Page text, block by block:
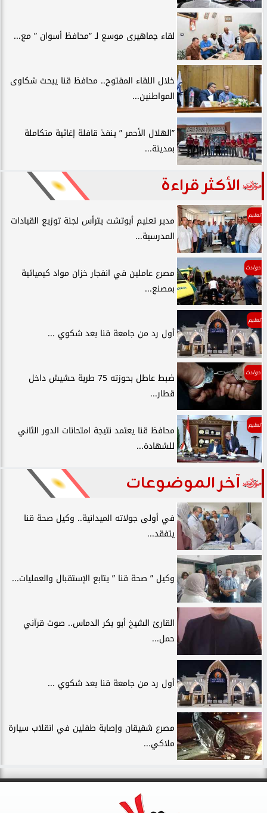
لقاء جماهيرى موسع لـ ”محافظ أسوان ” مع...
خلال اللقاء المفتوح.. محافظ قنا يبحث شكاوى
المواطنين...
”الهلال الأحمر ” ينفذ قافلة إغاثية متكاملة
بمدينة...
الأكثر قراءة
تعليم
مدير تعليم أبوتشت يترأس لجنة توزيع القيادات
المدرسية...
حوادث
مصرع عاملين في انفجار خزان مواد كيميائية
بمصنع...
تعليم
أول رد من جامعة قنا بعد شكوي ...
حوادث
ضبط عاطل بحوزته 75 طربة حشيش داخل
قطار...
تعليم
محافظ قنا يعتمد نتيجة امتحانات الدور الثاني
للشهادة...
آخر الموضوعات
في أولى جولاته الميدانية.. وكيل صحة قنا
يتفقد...
وكيل ” صحة قنا ” يتابع الإستقبال والعمليات...
القارئ الشيخ أبو بكر الدماس.. صوت قرآني
حمل...
أول رد من جامعة قنا بعد شكوي ...
مصرع شقيقان وإصابة طفلين في انقلاب سيارة
ملاكي...